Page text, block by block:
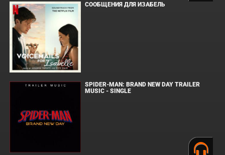
СООБЩЕНИЯ ДЛЯ ИЗАБЕЛЬ
SPIDER-MAN: BRAND NEW DAY TRAILER
MUSIC - SINGLE